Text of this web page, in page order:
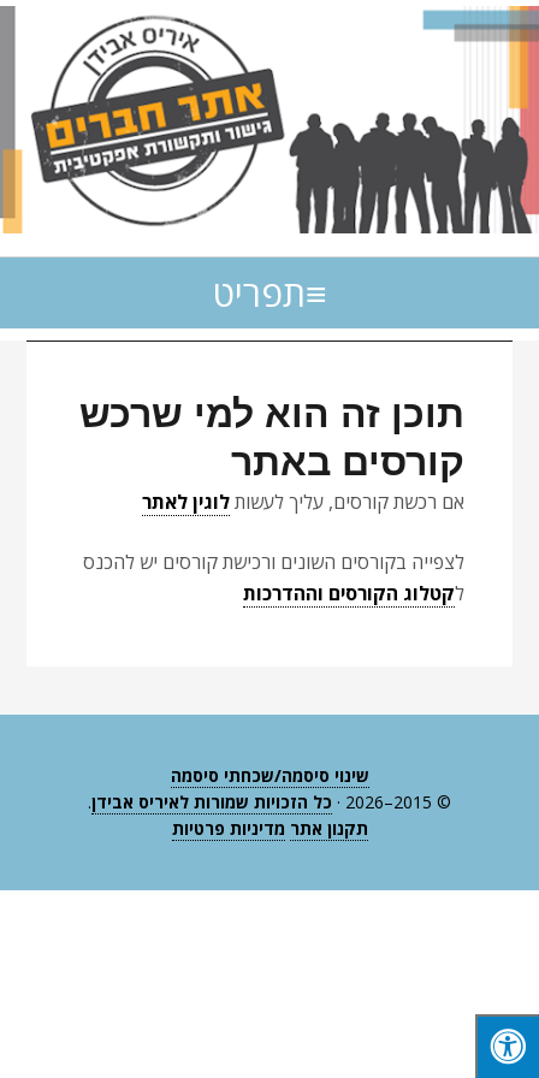
תפריט
תוכן זה הוא למי שרכש
קורסים באתר
אם רכשת קורסים, עליך לעשותלוגין לאתר
לצפייה בקורסים השונים ורכישת קורסים יש להכנס
לקטלוג הקורסים וההדרכות
שינוי סיסמה/שכחתי סיסמה
© 2015–2026 ·
כל הזכויות שמורות לאיריס אבידן.
תקנון אתר מדיניות פרטיות